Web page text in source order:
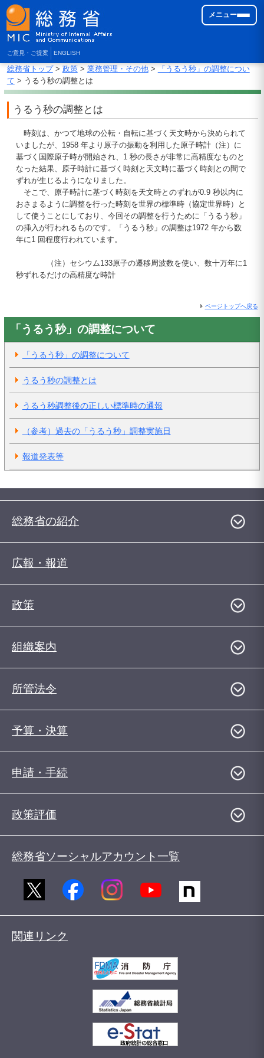
ご意見・ご提案 ENGLISH
メニュー
総務省トップ> 政策> 業務管理・その他>
「うるう秒」の調整につい
て > うるう秒の調整とは
うるう秒の調整とは
時刻は、かつて地球の公転・自転に基づく天文時から決められて
いましたが、1958 年より原子の振動を利用した原子時計（注）に
基づく国際原子時が開始され、1 秒の長さが非常に高精度なものと
なった結果、原子時計に基づく時刻と天文時に基づく時刻との間で
ずれが生じるようになりました。
そこで、原子時計に基づく時刻を天文時とのずれが0.9 秒以内に
おさまるように調整を行った時刻を世界の標準時（協定世界時）と
して使うことにしており、今回その調整を行うために「うるう秒」
の挿入が行われるものです。「うるう秒」の調整は1972 年から数
年に1 回程度行われています。
（注）セシウム133原子の遷移周波数を使い、数十万年に1
秒ずれるだけの高精度な時計
ページトップへ戻る
「うるう秒」の調整について
「うるう秒」の調整について
うるう秒の調整とは
うるう秒調整後の正しい標準時の通報
（参考）過去の「うるう秒」調整実施日
報道発表等
総務省の紹介
広報・報道
政策
組織案内
所管法令
予算・決算
申請・手続
政策評価
総務省ソーシャルアカウント一覧
関連リンク